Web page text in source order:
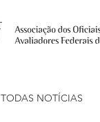
TODAS NOTÍCIAS